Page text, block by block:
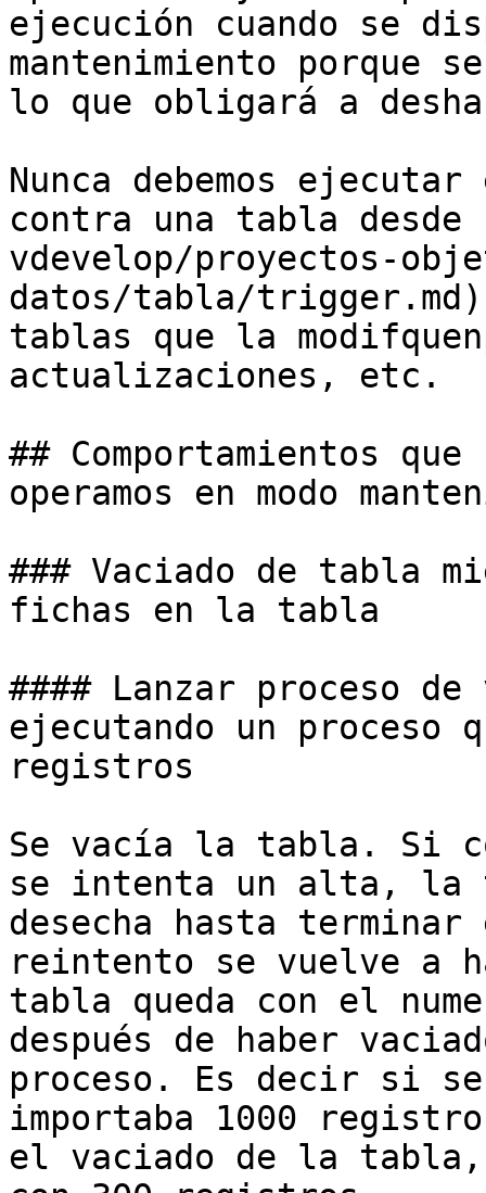
ejecución cuando se
mantenimiento porque
lo que obligará a
Nunca debemos
contra una tabla
vdevelop/proyectos-
datos/tabla/
tablas que la
actualizaciones, etc.
## Comportamientos
operamos en modo
### Vaciado de tabla
fichas en la tabla
#### Lanzar proceso
ejecutando un proceso
registros
Se vacía la tabla. Si
se intenta un alta, la
desecha hasta
reintento se vuelve a
tabla queda con el
después de haber
proceso. Es decir si
importaba 1000
el vaciado de la